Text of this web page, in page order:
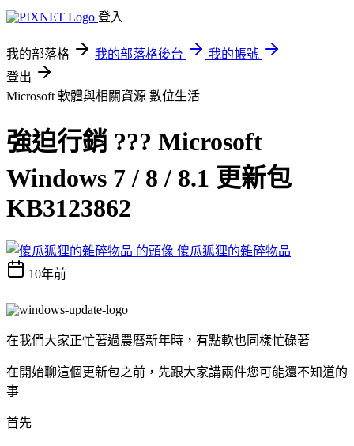
登入
我的部落格 我的部落格後台
我的帳號
登出
Microsoft 軟體與相關資源 數位生活
強迫行銷 ??? Microsoft
Windows 7 / 8 / 8.1 更新包
KB3123862
傻瓜狐狸的雜碎物品
10年前
在我們大家正忙著過農曆新年時，有點軟也同樣忙碌著
在開始聊這個更新包之前，先跟大家講兩件您可能還不知道的
事
首先